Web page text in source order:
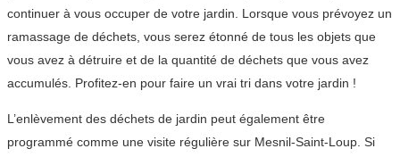
continuer à vous occuper de votre jardin. Lorsque vous prévoyez un
ramassage de déchets, vous serez étonné de tous les objets que
vous avez à détruire et de la quantité de déchets que vous avez
accumulés. Profitez-en pour faire un vrai tri dans votre jardin !
L’enlèvement des déchets de jardin peut également être
programmé comme une visite régulière sur Mesnil-Saint-Loup. Si